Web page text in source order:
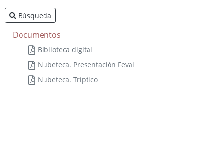
Solicitud de dotación
Solicitud de material a través del e-mail
Solicitud de la Desiderata
Solicitud para lotes en clubes de lecturas, lotes de libros,
Búsqueda
Documentos
Biblioteca digital
Nubeteca. Presentación Feval
Nubeteca. Tríptico